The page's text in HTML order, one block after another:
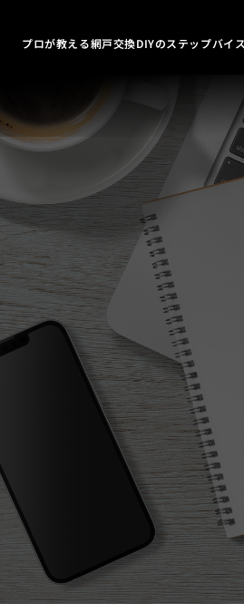
プロが教える網戸交換DIYのステップバイ